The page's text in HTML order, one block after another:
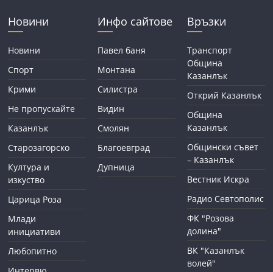
Новини
Новини
Спорт
Крими
Не пропускайте
Казанлък
Старозагорско
Култура и
изкуство
Царица Роза
Млади
инициативи
Любопитно
Инфо сайтове
Павел баня
Монтана
Силистра
Видин
Смолян
Благоевград
Дупница
Връзки
Транспорт
Община
Казанлък
Открий Казанлък
Община
Казанлък
Общински съвет
– Казанлък
Вестник Искра
Радио Севтополис
ФК "Розова
долина"
ВК "Казанлък
волей"